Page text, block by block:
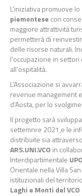
L’iniziativa promuove lo
piemontese con
maggiore attrattività
permetterà di
delle risorse naturali.
l’occupazione in
all’ospitalità.
L’Associazione si
revenue management
d’Aosta, per lo
Il progetto sarà
settemnre 2021,e le
distribuite sia
ARS.UNI.VCO in
Interdipartimentale
Orientale nella Villa
istituzionali del
Laghi e Monti del VCO